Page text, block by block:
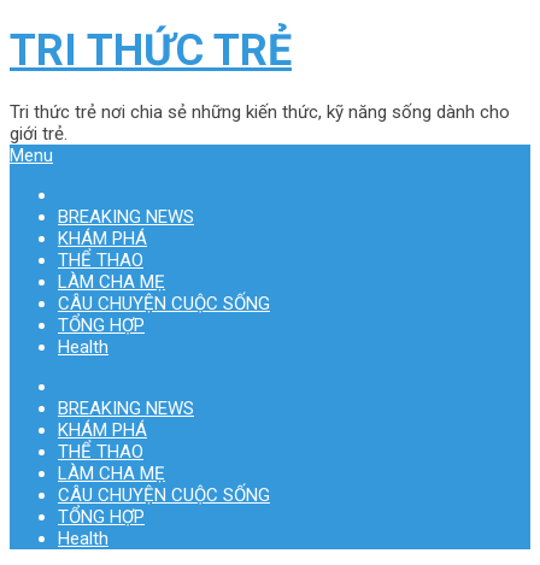
TRI THỨC TRẺ
Tri thức trẻ nơi chia sẻ những kiến thức, kỹ năng sống dành cho
giới trẻ.
Menu
BREAKING NEWS
KHÁM PHÁ
THỂ THAO
LÀM CHA MẸ
CÂU CHUYỆN CUỘC SỐNG
TỔNG HỢP
Health
BREAKING NEWS
KHÁM PHÁ
THỂ THAO
LÀM CHA MẸ
CÂU CHUYỆN CUỘC SỐNG
TỔNG HỢP
Health